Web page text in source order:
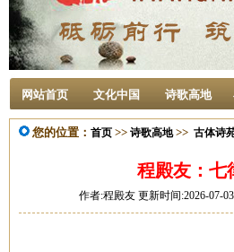
网站首页 文化中国 诗歌高地
您的位置： 首页 >> 诗歌高地>> 古体诗
程殿友：七
作者:程殿友 更新时间:2026-07-